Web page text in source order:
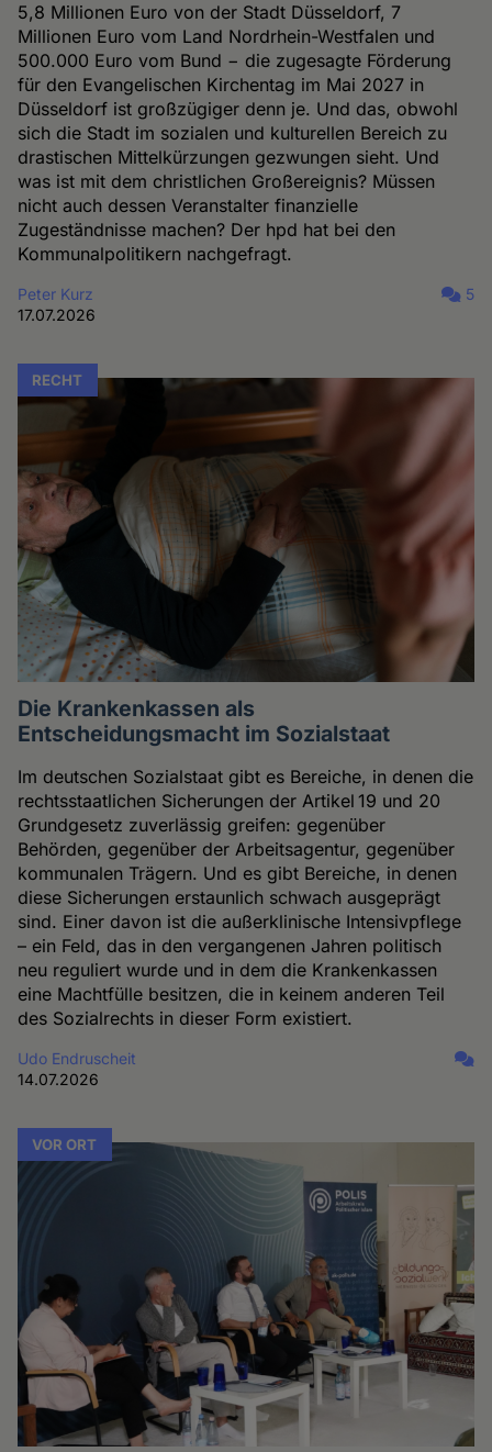
5,8 Millionen Euro von der Stadt Düsseldorf, 7
Millionen Euro vom Land Nordrhein-Westfalen und
500.000 Euro vom Bund − die zugesagte Förderung
für den Evangelischen Kirchentag im Mai 2027 in
Düsseldorf ist großzügiger denn je. Und das, obwohl
sich die Stadt im sozialen und kulturellen Bereich zu
drastischen Mittelkürzungen gezwungen sieht. Und
was ist mit dem christlichen Großereignis? Müssen
nicht auch dessen Veranstalter finanzielle
Zugeständnisse machen? Der hpd hat bei den
Kommunalpolitikern nachgefragt.
Peter Kurz
17.07.2026
5
RECHT
Die Krankenkassen als
Entscheidungsmacht im Sozialstaat
Im deutschen Sozialstaat gibt es Bereiche, in denen die
rechtsstaatlichen Sicherungen der Artikel 19 und 20
Grundgesetz zuverlässig greifen: gegenüber
Behörden, gegenüber der Arbeitsagentur, gegenüber
kommunalen Trägern. Und es gibt Bereiche, in denen
diese Sicherungen erstaunlich schwach ausgeprägt
sind. Einer davon ist die außerklinische Intensivpflege
– ein Feld, das in den vergangenen Jahren politisch
neu reguliert wurde und in dem die Krankenkassen
eine Machtfülle besitzen, die in keinem anderen Teil
des Sozialrechts in dieser Form existiert.
Udo Endruscheit
14.07.2026
VOR ORT